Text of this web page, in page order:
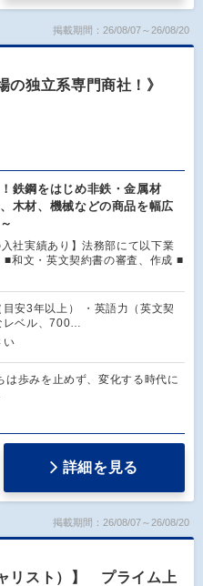
掲載期間：26/08/07～26/08/20
の独立系専門商社！》
鉄鋼をはじめ非鉄・金属材
木材、機械などの商品を幅広
社実績あり】法務部にて以下業
■和文・英文契約書の審査、作成 ■
目安3年以上） ・英語力（英文契
レベル、700…
い
歩みを止めず、変化する時代に
詳細を見る
掲載期間：26/08/07～26/08/20
リスト）】 プライム上